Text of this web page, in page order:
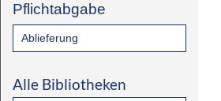
Pflichtabgabe
Ablieferung
Alle Bibliotheken